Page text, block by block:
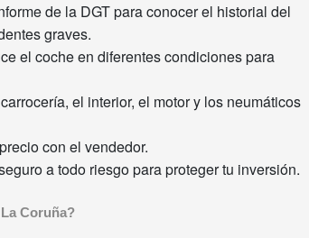
de la DGT para conocer el historial del
graves.
el coche en diferentes condiciones para
el interior, el motor y los neumáticos
con el vendedor.
a todo riesgo para proteger tu inversión.
Coruña?